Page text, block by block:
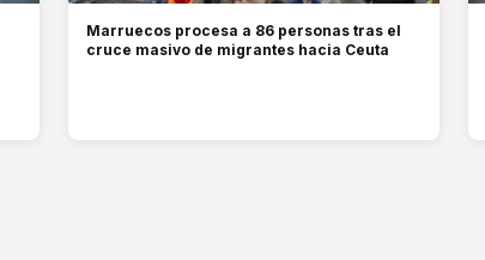
Marruecos procesa a 86 personas tras el
cruce masivo de migrantes hacia Ceuta